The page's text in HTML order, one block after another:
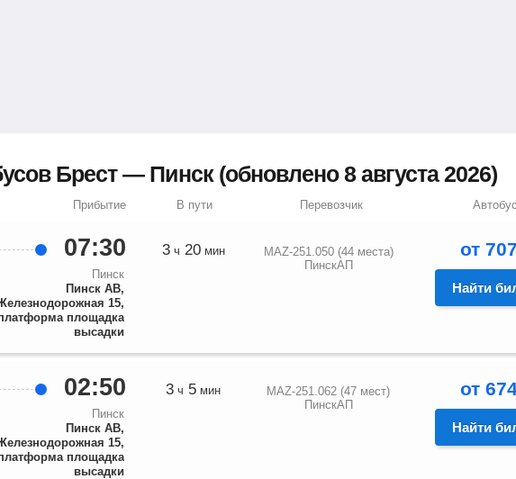
Брест — Пинск (обновлено 8 августа 2026)
Прибытие В пути Перевозчик Автобус
07:30
Пинск
Пинск АВ,
15,
площадка
высадки
3ч 20мин
MAZ-251.050 (44 места)
ПинскАП
от 707
Найти
02:50
Пинск
Пинск АВ,
15,
площадка
высадки
3 ч 5 мин
MAZ-251.062 (47 мест)
ПинскАП
от
Найти